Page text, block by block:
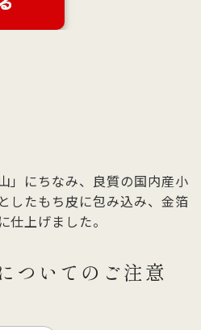
」にちなみ、良質の国内産小
したもち皮に包み込み、金箔
仕上げました。
ついてのご注意